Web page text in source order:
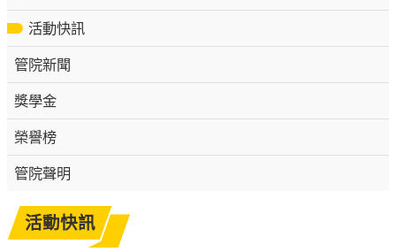
活動快訊
管院新聞
獎學金
榮譽榜
管院聲明
活動快訊